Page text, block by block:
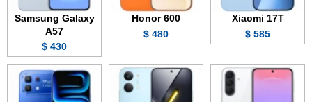
Xiaomi 17T
585 $
Honor 600
480 $
Samsung Galaxy
A57
430 $